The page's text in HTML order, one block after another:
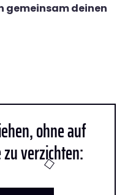
gemeinsam deinen
ohne auf
verzichten: